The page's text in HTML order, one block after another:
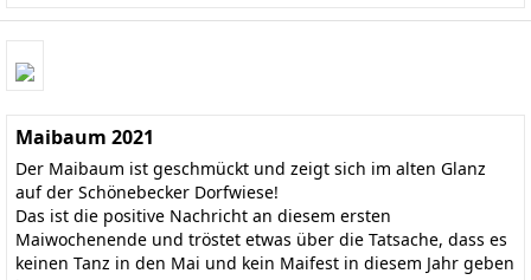
Maibaum 2021
Der Maibaum ist geschmückt und zeigt sich im alten Glanz
auf der Schönebecker Dorfwiese!
Das ist die positive Nachricht an diesem ersten
Maiwochenende und tröstet etwas über die Tatsache, dass es
keinen Tanz in den Mai und kein Maifest in diesem Jahr geben